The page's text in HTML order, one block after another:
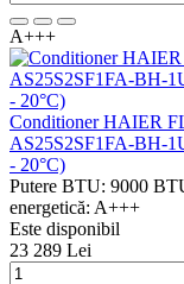
A+++
Conditioner HAIER
AS25S2SF1FA-BH-
- 20°C)
Putere BTU: 9000
energetică: A+++
Este disponibil
23 289 Lei